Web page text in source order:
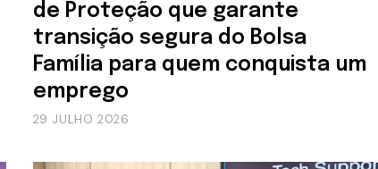
de Proteção que garante
transição segura do Bolsa
Família para quem conquista um
emprego
29 JULHO 2026